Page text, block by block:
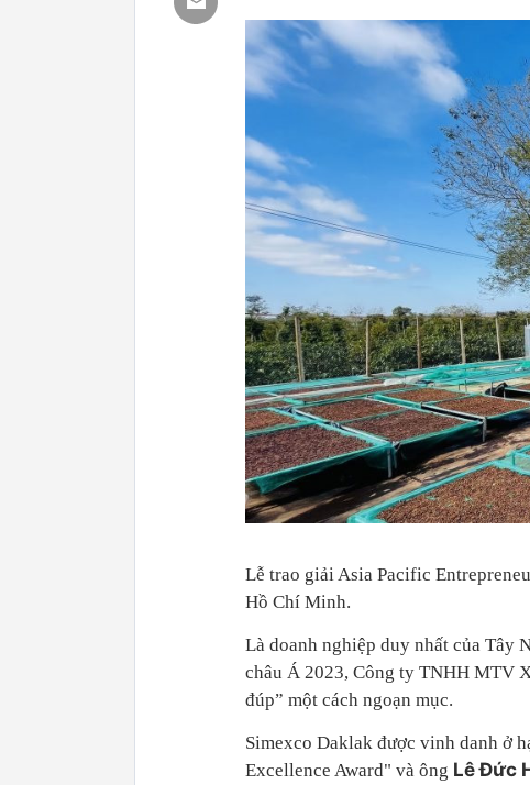
Lễ trao giải Asia Pacific
Hồ Chí Minh.
Là doanh nghiệp duy nhất của Tây
châu Á 2023, Công ty TNHH MTV
đúp” một cách ngoạn mục.
Simexco Daklak được vinh danh ở
Excellence Award" và ông Lê Đức